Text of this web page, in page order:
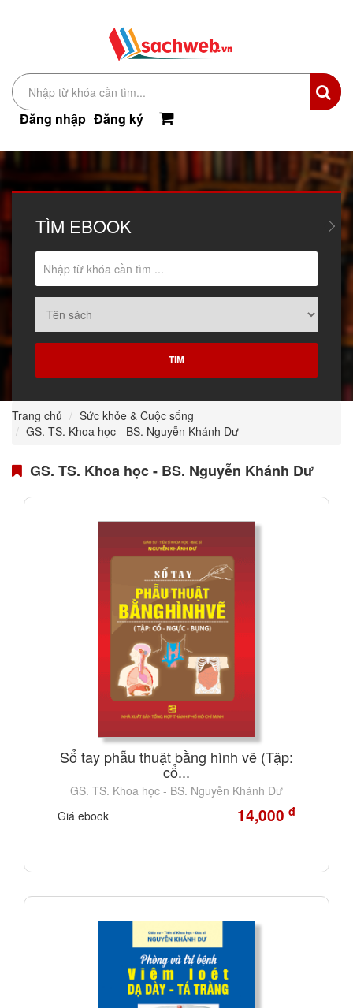
Đăng nhập Đăng ký
TÌM EBOOK
Trang chủ
Sức khỏe & Cuộc sống
GS. TS. Khoa học - BS. Nguyễn Khánh Dư
GS. TS. Khoa học - BS. Nguyễn Khánh Dư
Sổ tay phẫu thuật bằng hình vẽ (Tập:
cổ...
GS. TS. Khoa học - BS. Nguyễn Khánh Dư
Giá ebook
14,000 đ